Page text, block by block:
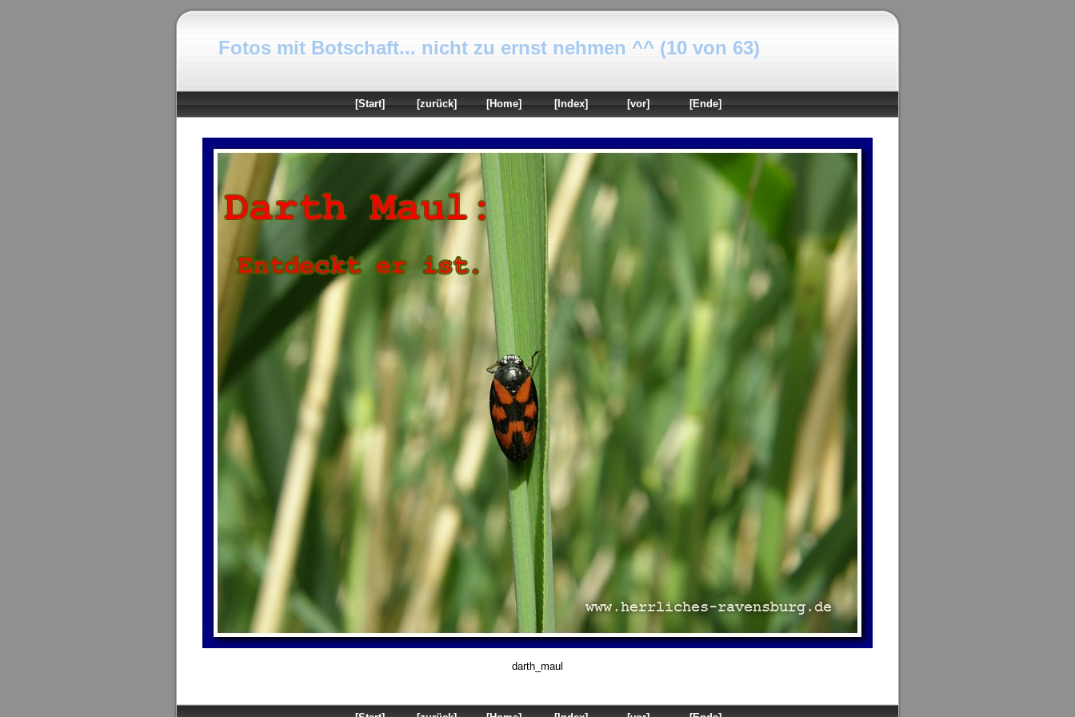
Fotos mit Botschaft... nicht zu ernst nehmen ^^ (10 von 63)
[Start] [zurück] [Home] [Index] [vor] [Ende]
darth_maul